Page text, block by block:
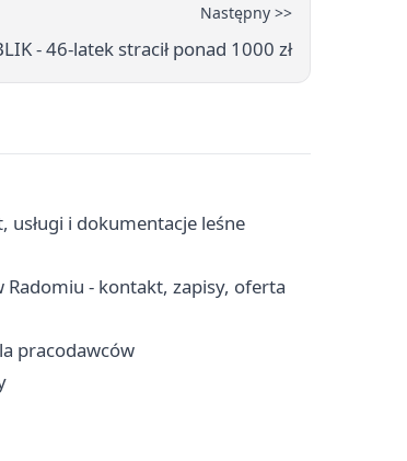
Następny >>
- 46-latek stracił ponad 1000 zł
usługi i dokumentacje leśne
Radomiu - kontakt, zapisy, oferta
pracodawców